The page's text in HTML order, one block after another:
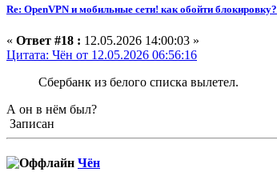
Re: OpenVPN и мобильные сети! как обойти блокировку?
« Ответ #18 : 12.05.2026 14:00:03 »
Цитата: Чён от 12.05.2026 06:56:16
Сбербанк из белого списка вылетел.
А он в нём был?
Записан
Чён